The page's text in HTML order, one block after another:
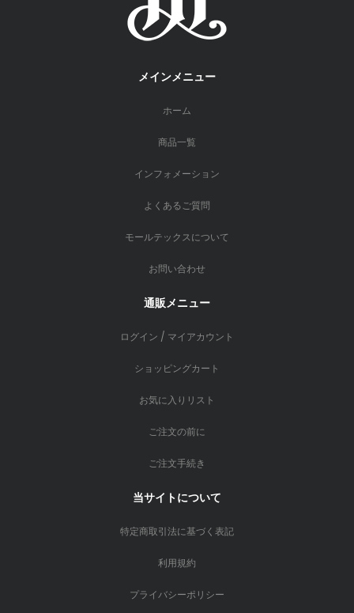
メインメニュー
ホーム
商品一覧
インフォメーション
よくあるご質問
モールテックスについて
お問い合わせ
通販メニュー
ログイン / マイアカウント
ショッピングカート
お気に入りリスト
ご注文の前に
ご注文手続き
当サイトについて
特定商取引法に基づく表記
利用規約
プライバシーポリシー